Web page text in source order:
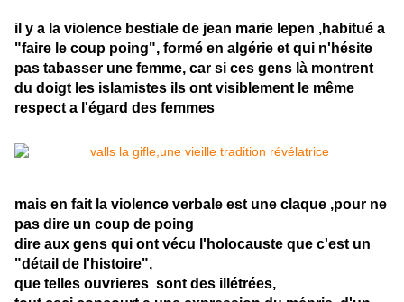
il y a la violence bestiale de jean marie lepen ,habitué a
"faire le coup poing", formé en algérie et qui n'hésite
pas tabasser une femme, car si ces gens là montrent
du doigt les islamistes ils ont visiblement le même
respect a l'égard des femmes
mais en fait la violence verbale est une claque ,pour ne
pas dire un coup de poing
dire aux gens qui ont vécu l'holocauste que c'est un
"détail de l'histoire",
que telles ouvrieres sont des illétrées,